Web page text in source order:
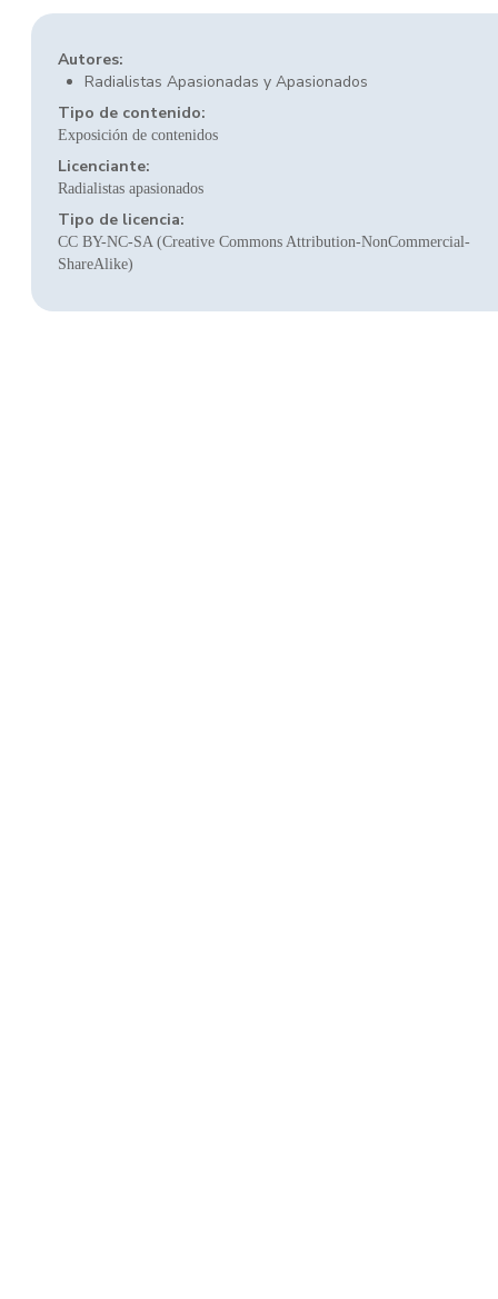
Autores:
Radialistas Apasionadas y Apasionados
Tipo de contenido:
Exposición de contenidos
Licenciante:
Radialistas apasionados
Tipo de licencia:
CC BY-NC-SA (Creative Commons Attribution-NonCommercial-
ShareAlike)